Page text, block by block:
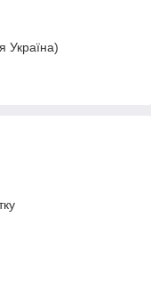
Україна)